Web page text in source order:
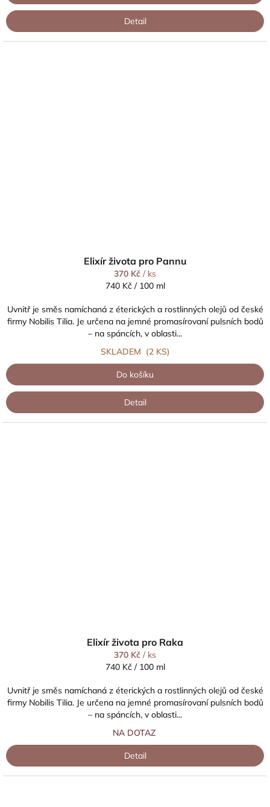
Detail
Elixír života pro Pannu
370 Kč / ks
Měrná
740 Kč / 100 ml
Uvnitř je směs namíchaná z éterických a rostlinných olejů od české
firmy Nobilis Tilia. Je určena na jemné promasírovaní pulsních bodů
– na spáncích, v oblasti...
SKLADEM (2 KS)
Do košíku
Detail
Elixír života pro Raka
370 Kč / ks
Měrná
740 Kč / 100 ml
Uvnitř je směs namíchaná z éterických a rostlinných olejů od české
firmy Nobilis Tilia. Je určena na jemné promasírovaní pulsních bodů
– na spáncích, v oblasti...
NA DOTAZ
Detail